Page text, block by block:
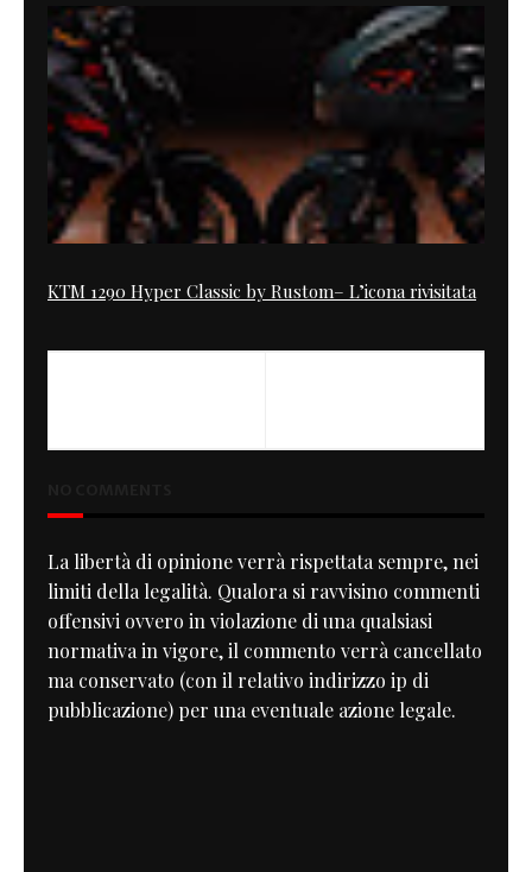
KTM 1290 Hyper Classic by Rustom– L’icona rivisitata
La libertà di opinione verrà rispettata sempre, nei
limiti della legalità. Qualora si ravvisino commenti
offensivi ovvero in violazione di una qualsiasi
normativa in vigore, il commento verrà cancellato
ma conservato (con il relativo indirizzo ip di
pubblicazione) per una eventuale azione legale.